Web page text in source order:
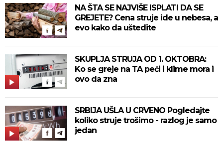
NA ŠTA SE NAJVIŠE ISPLATI DA SE
GREJETE? Cena struje ide u nebesa, a
evo kako da uštedite
SKUPLJA STRUJA OD 1. OKTOBRA:
Ko se greje na TA peći i klime mora i
ovo da zna
SRBIJA UŠLA U CRVENO Pogledajte
koliko struje trošimo - razlog je samo
jedan